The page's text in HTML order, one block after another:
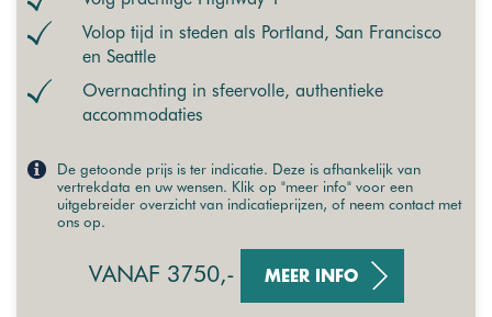
Volop tijd in steden als Portland, San Francisco
en Seattle
Overnachting in sfeervolle, authentieke
accommodaties
De getoonde prijs is ter indicatie. Deze is afhankelijk van
vertrekdata en uw wensen. Klik op "meer info" voor een
uitgebreider overzicht van indicatieprijzen, of neem contact met
ons op.
VANAF 3750,- MEER INFO